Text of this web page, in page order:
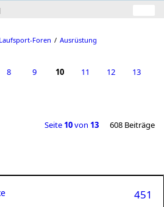
Laufsport-Foren Ausrüstung
8 9 10 11 12 13
Seite 10von 13 608 Beiträge
451